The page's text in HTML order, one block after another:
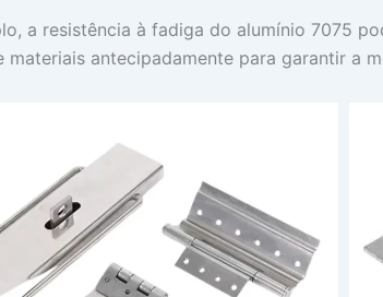
a resistência à fadiga do alumínio 7075
antecipadamente para garantir a